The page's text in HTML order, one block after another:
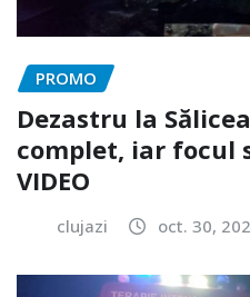
PROMO
Dezastru la
complet, iar focul
VIDEO
clujazi oct. 30,